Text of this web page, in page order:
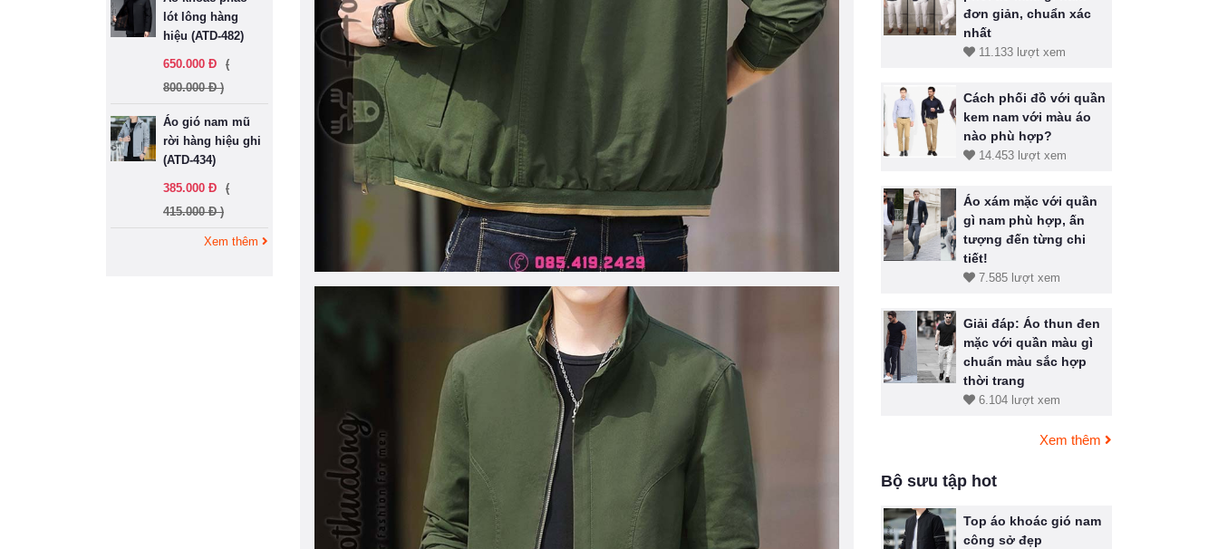
lót lông hàng
hiệu (ATD-482)
650.000 Đ
(
800.000 Đ )
Áo gió nam mũ
rời hàng hiệu ghi
(ATD-434)
385.000 Đ
(
415.000 Đ )
Xem thêm
đơn giản, chuẩn xác
nhất
11.133 lượt xem
Cách phối đồ với quần
kem nam với màu áo
nào phù hợp?
14.453 lượt xem
Áo xám mặc với quần
gì nam phù hợp, ấn
tượng đến từng chi
tiết!
7.585 lượt xem
Giải đáp: Áo thun đen
mặc với quần màu gì
chuẩn màu sắc hợp
thời trang
6.104 lượt xem
Xem thêm
Bộ sưu tập hot
Top áo khoác gió nam
công sở đẹp